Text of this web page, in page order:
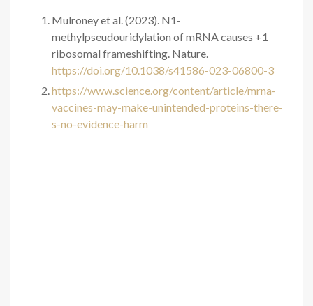
Mulroney et al. (2023). N1-
methylpseudouridylation of mRNA causes +1
ribosomal frameshifting. Nature.
https://doi.org/10.1038/s41586-023-06800-3
https://www.science.org/content/article/mrna-
vaccines-may-make-unintended-proteins-there-
s-no-evidence-harm